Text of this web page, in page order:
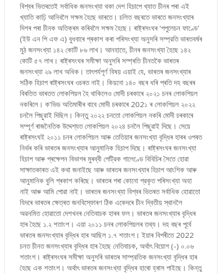
বিশ্বৰ ভিতৰতেই সৰ্বাধিক জনসংখ্যা থকা দেশ হিচাপে খ্যাত চীনৰ পৰা‌‌ এই
খ্যাতি কাঢ়ি আনিবলৈ সক্ষম হৈছে ভাৰতে। চলিত বছৰতে ভাৰতে জনসংখ্যাৰ
দিশৰ পৰা‌ চীনক অতিক্ৰম কৰিবলৈ সক্ষম হৈছে। ৰাষ্ট্ৰসংঘৰ ‘পপুলেচন ফাণ্ডে'
(ইউ এন পি এফ এ) বুধবাৰে প্ৰকাশ কৰা পৰিসংখ্যা অনুসৰি সম্প্রতি ভাৰতবৰ্ষৰ
মুঠ জনসংখ্যা ১৪২ কোটি ৮৬ লাখ। আনহাতে, চীনৰ জনসংখ্যা হৈছে ১৪২
কোটি ৫৭ লাখ। ৰাষ্ট্ৰসংঘৰ সমীক্ষা অনুসৰি সম্প্ৰতি চীনতকৈ ভাৰতৰ
জনসংখ্যা ২৯ লাখ অধিক। তাৎপর্যপূর্ণ বিষয় এয়াই যে, ভাৰতৰ জনসংখ্যাৰ
সঠিক হিচাপ ৰাষ্ট্ৰসংঘৰ ওচৰত নাই। কিয়নো ১৪০ বছৰ ধৰি প্ৰতি দহ বছৰৰ
বিৰতিত ভাৰতত লোকপিয়ল হৈ থাকিলেও মোদী চৰকাৰে ২০২১ চনৰ লোকপিয়ল
নকৰিলে। ক’ভিড অতিমাৰীৰ বাবে মোদী চৰকাৰে 202১ ৰ লোকপিয়ল ২০২২
চনলৈ পিছুৱাই দিছিল। কিন্তু ২০২২ চনতো লোকপিয়ল নকৰি মোদী চৰকাৰে
সম্পূৰ্ণ ৰাজনৈতিক উদ্দেশ্যত লোকপিয়ল ২০২৪ চনলৈ পিছুৱাই দিছে। সেয়ে
ৰাষ্ট্ৰসংঘই ২০১১ চনৰ লোকপিয়ল আৰু তেতিয়াৰ জনসংখ্যা বৃদ্ধিৰ হাৰৰ ওপৰত
নিৰ্ভৰ কৰি ভাৰতৰ জনসংখ্যাৰ আনুমানিক হিচাপ দিছে। ৰাষ্ট্ৰসংঘৰ জনসংখ্যা
হিচাপ আৰু প্ৰক্ষেপন বিভাগৰ মুৰব্বী পেট্রিক গালেণ্ডে বিবিচিৰ সৈতে হোৱা
সাক্ষাতকাৰত এই কথা জনাইছে আৰু ভাৰতৰ জনসংখ্যাৰ হিচাপ আংশিক আৰু
আনুমানিক বুলি প্ৰকাশ কৰিছে। ভাৰতৰ পৰা কোনো প্রকৃত পৰিসংখ্যা অহা
নাই আৰু আমি পোৱা নাই। ভাৰতৰ জনসংখ্যা বিশ্বৰ ভিতৰত সৰ্বাধিক হোৱাতো
যিদৰে ভাৰতৰ ক্ষেত্ৰত জনবিস্ফোৰণ ঠিক একেদৰে চীন দ্বিতীয় স্থানলৈ
অৱনমিত হোৱাতো দেশখনৰ নেতিবাচক হাৰৰ ফল। ভাৰতৰ জনসংখ্যাৰ বৃদ্ধিৰ
হাৰ হৈছে ১.২ শতাংশ। এয়া ২০১১ চনৰ লোকপিয়লৰ তথ্য। দহ বছৰ পূৰ্বে
ভাৰতৰ জনসংখ্যাৰ বৃদ্ধিৰ হাৰ আছিল ১.৭ শতাংশ। ইয়াৰ বিপৰীতে 2022
চনত চীনত জনসংখ্যাৰ বৃদ্ধিৰ হাৰ হৈছে নেতিবাচক, অর্থাৎ বিয়োগ (-) ০.০৬
শতাংশ। ৰাষ্ট্ৰসংঘৰ সমীক্ষা অনুসৰি ভাৰতৰ সাম্প্রতিক জনসংখ্যা বৃদ্ধিৰ হাৰ
হৈছে এক শতাংশ। অর্থাৎ ভাৰতৰ জনসংখ্যা বৃদ্ধিৰ হাৰো হ্ৰাস পাইছে। কিন্তু